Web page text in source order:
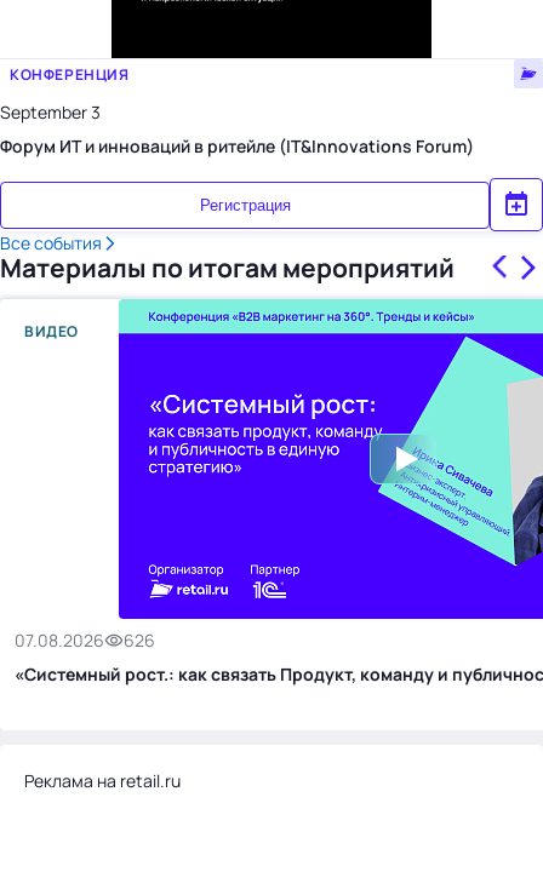
КОНФЕРЕНЦИЯ
September 3
Форум ИТ и инноваций в ритейле (IT&Innovations Forum)
Регистрация
Все события
Материалы по итогам мероприятий
ВИДЕО
07.08.2026
626
«Системный рост.: как связать Продукт, команду и
Реклама на retail.ru